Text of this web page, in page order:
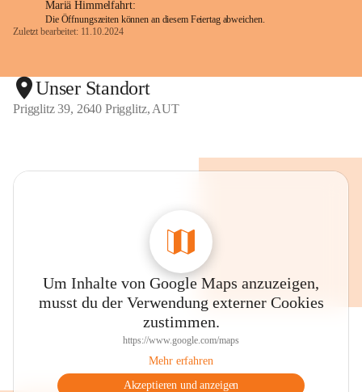
Mariä Himmelfahrt:
Die Öffnungszeiten können an diesem Feiertag abweichen.
Zuletzt bearbeitet: 11.10.2024
Unser Standort
Prigglitz 39, 2640 Prigglitz, AUT
Um Inhalte von Google Maps anzuzeigen,
musst du der Verwendung externer Cookies
zustimmen.
https://www.google.com/maps
Mehr erfahren
Akzeptieren und anzeigen